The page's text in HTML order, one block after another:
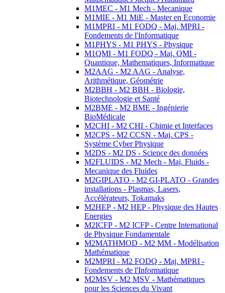
M1MEC - M1 Mech - Mecanique
M1MIE - M1 MiE - Master en Economie
M1MPRI - M1 FODQ - Maj. MPRI -
Fondements de l'Informatique
M1PHYS - M1 PHYS - Physique
M1QMI - M1 FODQ - Maj. QMI -
Quantique, Mathematiques, Informatique
M2AAG - M2 AAG - Analyse,
Arithmétique, Géométrie
M2BBH - M2 BBH - Biologie,
Biotechnologie et Santé
M2BME - M2 BME - Ingénierie
BioMédicale
M2CHI - M2 CHI - Chimie et Interfaces
M2CPS - M2 CCSN - Maj. CPS -
Système Cyber Physique
M2DS - M2 DS - Science des données
M2FLUIDS - M2 Mech - Maj. Fluids -
Mecanique des Fluides
M2GIPLATO - M2 GI-PLATO - Grandes
installations - Plasmas, Lasers,
Accélérateurs, Tokamaks
M2HEP - M2 HEP - Physique des Hautes
Energies
M2ICFP - M2 ICFP - Centre International
de Physique Fondamentale
M2MATHMOD - M2 MM - Modélisation
Mathématique
M2MPRI - M2 FODQ - Maj. MPRI -
Fondements de l'Informatique
M2MSV - M2 MSV - Mathématiques
pour les Sciences du Vivant